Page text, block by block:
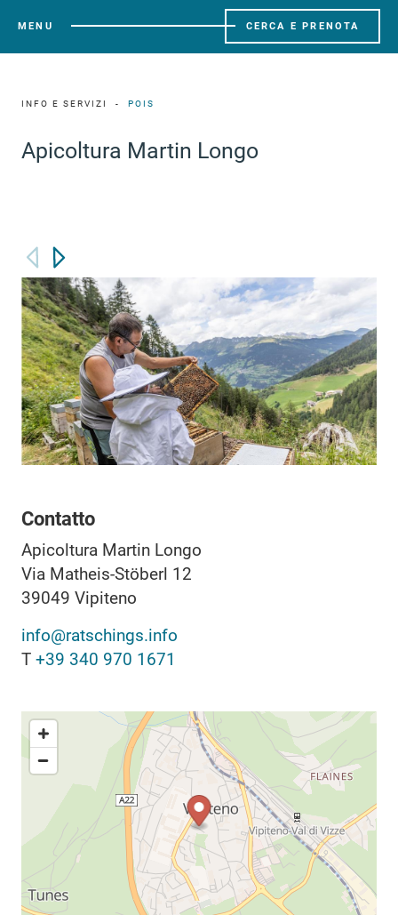
MENU CERCA E PRENOTA
INFO E SERVIZI POIS
Apicoltura Martin Longo
Contatto
Apicoltura Martin Longo
Via Matheis-Stöberl 12
39049 Vipiteno
info@ratschings.info
T +39 340 970 1671